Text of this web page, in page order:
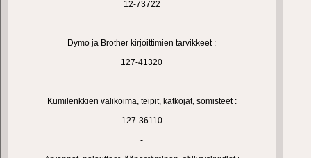
12-73722
-
Dymo ja Brother kirjoittimien tarvikkeet :
127-41320
-
Kumilenkkien valikoima, teipit, katkojat, somisteet :
127-36110
-